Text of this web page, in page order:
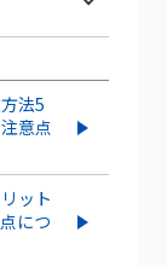
どう影
紹介
ンと
、注
・デ
トも解
リッ
法5
意点
ット
につ